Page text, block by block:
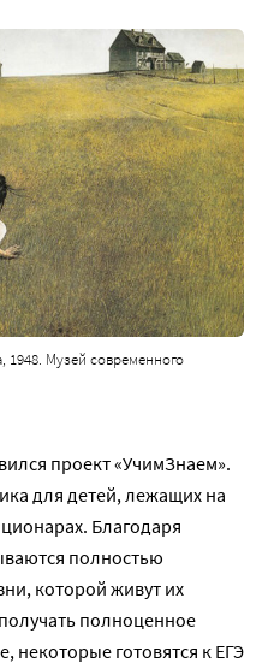
Музей современного
проект «УчимЗнаем».
для детей, лежащих на
Благодаря
полностью
которой живут их
полноценное
некоторые готовятся к ЕГЭ